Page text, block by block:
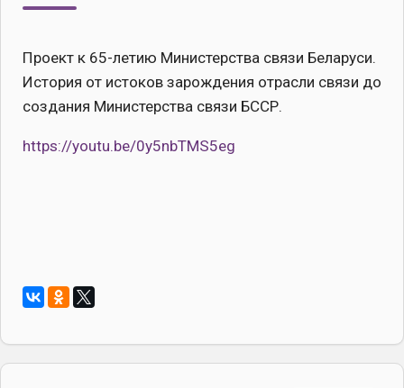
Проект к 65-летию Министерства связи Беларуси.
История от истоков зарождения отрасли связи до
создания Министерства связи БССР.
https://youtu.be/0y5nbTMS5eg